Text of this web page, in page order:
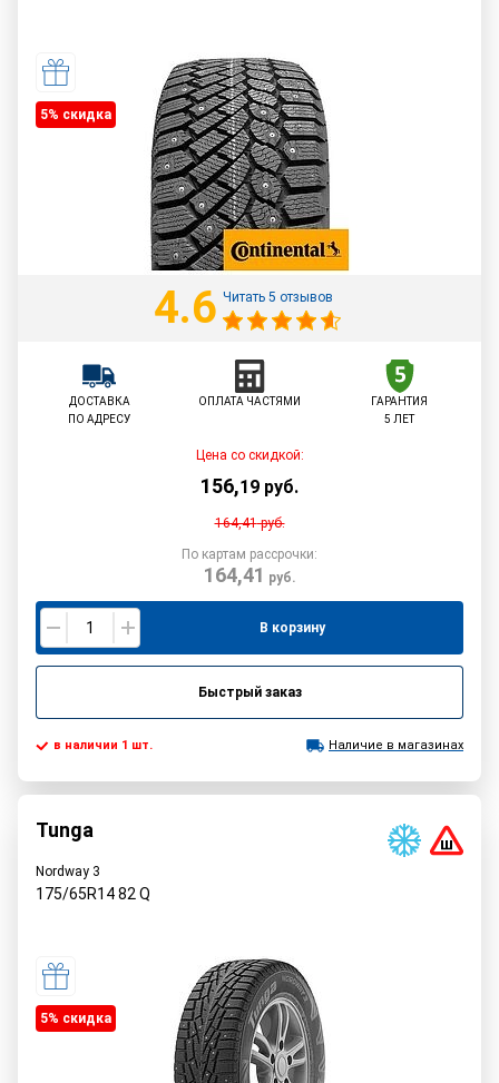
5% cкидка
4.6 Читать 5 отзывов
ДОСТАВКА
ПО АДРЕСУ
ОПЛАТА ЧАСТЯМИ
ГАРАНТИЯ
5 ЛЕТ
Цена со скидкой:
156,19 руб.
164,41руб.
По картам рассрочки:
164,41 руб.
В корзину
Быстрый заказ
в наличии 1 шт. Наличие в магазинах
Tunga
Nordway 3
175/65R1482 Q
5% cкидка